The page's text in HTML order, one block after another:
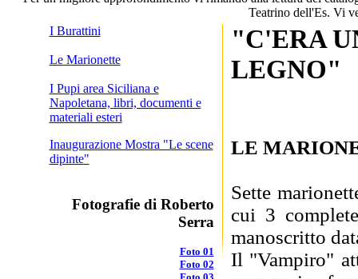
Teatrino dell'Es. Vi
I Burattini
Le Marionette
I Pupi area Siciliana e
Napoletana, libri, documenti e
materiali esteri
Inaugurazione Mostra "Le scene
dipinte"
Fotografie di Roberto
Serra
Foto 01
Foto 02
"C'ERA
LEGNO"
LE
Sette
cui 3
manoscritto
Il "Vampiro"